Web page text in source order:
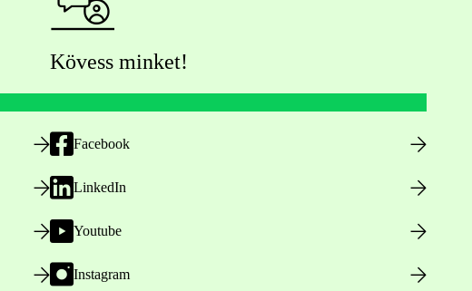
Kövess minket!
Facebook
LinkedIn
Youtube
Instagram